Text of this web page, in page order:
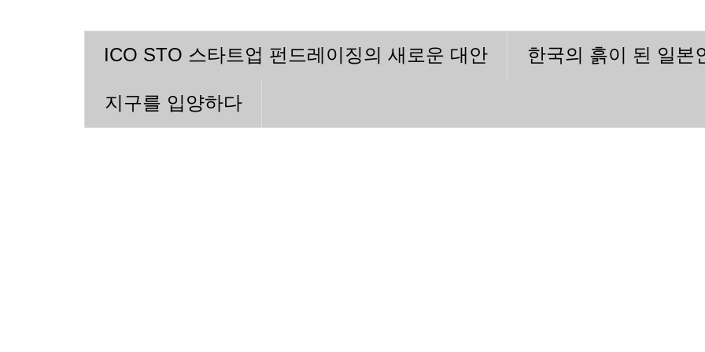
ICO STO 스타트업 펀드레이징의 새로운 대안 한국의 흙이 된 일본
지구를 입양하다